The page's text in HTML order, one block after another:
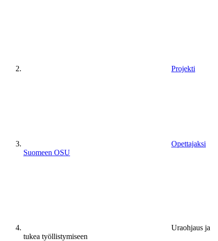
Projekti
Opettajaksi
Suomeen OSU
Uraohjaus ja
tukea työllistymiseen